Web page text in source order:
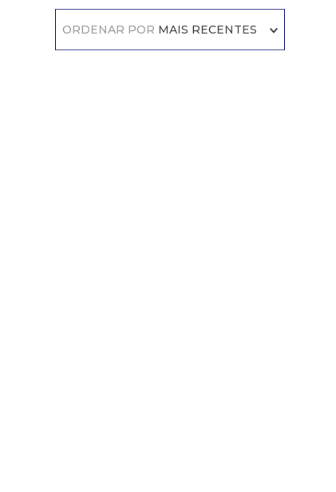
ORDENAR POR MAIS RECENTES